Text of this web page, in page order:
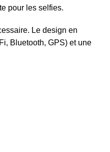
pour les selfies.
Le design en
Bluetooth, GPS) et une